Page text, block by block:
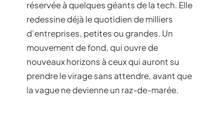
réservée à quelques géants de la tech. Elle
redessine déjà le quotidien de milliers
d’entreprises, petites ou grandes. Un
mouvement de fond, qui ouvre de
nouveaux horizons à ceux qui auront su
prendre le virage sans attendre, avant que
la vague ne devienne un raz-de-marée.